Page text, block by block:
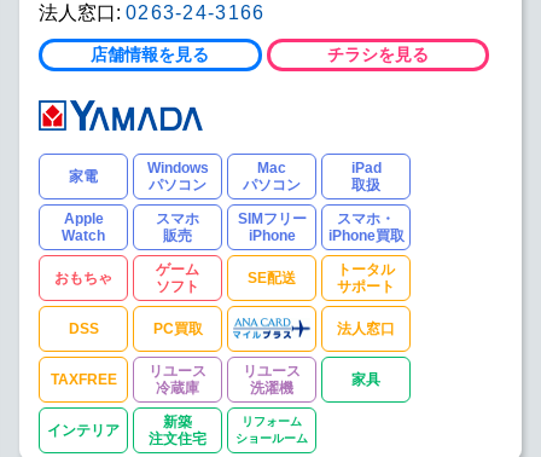
法人窓口: 0263-24-3166
店舗情報を見る チラシを見る
家電
Windows
パソコン
Mac
パソコン
iPad
取扱
Apple
Watch
スマホ
販売
SIMフリー
iPhone
スマホ・
iPhone買取
おもちゃ
ゲーム
ソフト
SE配送
トータル
サポート
DSS PC買取 法人窓口
TAXFREE
リユース
冷蔵庫
リユース
洗濯機
家具
インテリア
新築
注文住宅
リフォーム
ショールーム